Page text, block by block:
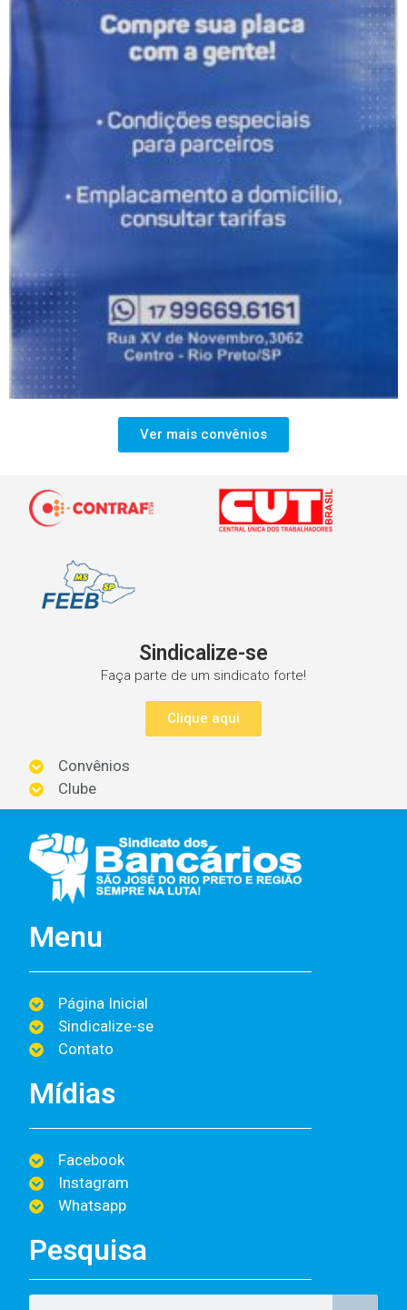
Ver mais convênios
Sindicalize-se
Faça parte de um sindicato forte!
Clique aqui
Convênios
Clube
Menu
Página Inicial
Sindicalize-se
Contato
Mídias
Facebook
Instagram
Whatsapp
Pesquisa